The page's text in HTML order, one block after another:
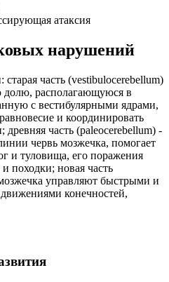
атаксия
нарушений
часть (vestibulocerebellum)
долю, располагающуюся в
с вестибулярными ядрами,
и координировать
часть (paleocerebellum) -
червь мозжечка, помогает
и туловища, его поражения
походки; новая часть
управляют быстрыми и
конечностей,